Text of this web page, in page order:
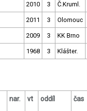
2010 3 Č.Kruml.
2011 3 Olomouc
2009 3 KK Brno
1968 3 Klášter.
nar. vt oddíl čas